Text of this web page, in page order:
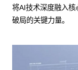
将AI技术深度融入
破局的关键力量。